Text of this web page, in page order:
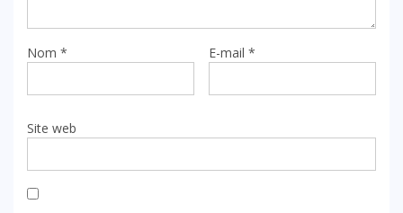
Nom * E-mail *
Site web